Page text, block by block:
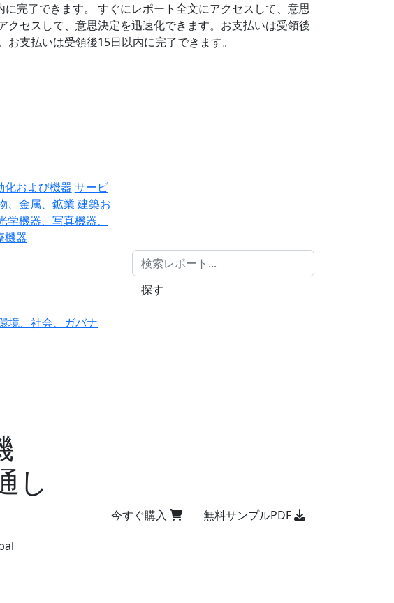
完了できます。
すぐにレポート全文にアクセスして、意思
クセスして、意思決定を迅速化できます。お支払いは受領後
支払いは受領後15日以内に完了できます。
化および機器 サービ
、金属、鉱業 建築お
学機器、写真機器、
機器
境、社会、ガバナ
探す
し
今すぐ購入 無料サンプルPDF